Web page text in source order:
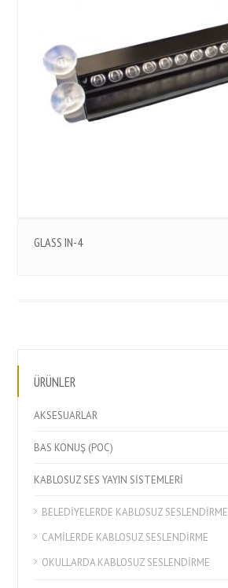
GLASS IN-4
ÜRÜNLER
AKSESUARLAR
BAS KONUŞ (POC)
KABLOSUZ SES YAYIN SİSTEMLERİ
BELEDİYELERDE KABLOSUZ SESLENDİRME
CAMİLERDE KABLOSUZ SESLENDİRME
OKULLARDA KABLOSUZ SESLENDİRME